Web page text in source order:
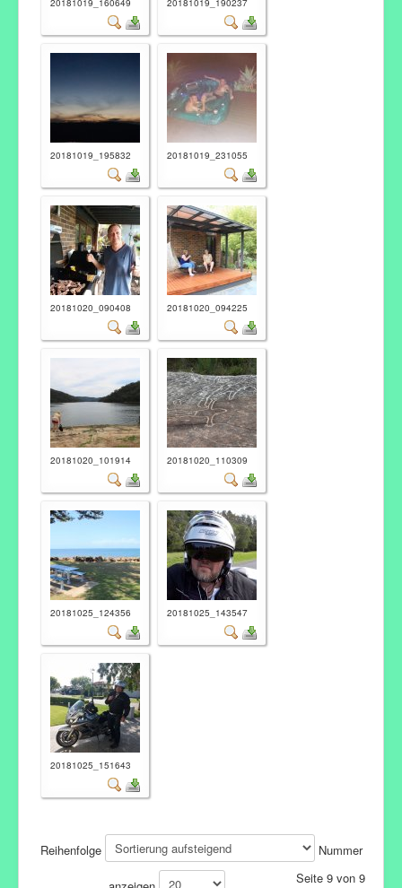
20181019_160649 20181019_190237
20181019_195832 20181019_231055
20181020_090408 20181020_094225
20181020_101914 20181020_110309
20181025_124356 20181025_143547
20181025_151643
Reihenfolge Nummer
Seite 9 von 9